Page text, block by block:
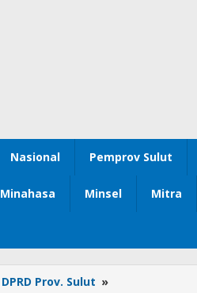
Nasional Pemprov Sulut
Minahasa Minsel Mitra
DPRD Prov. Sulut »